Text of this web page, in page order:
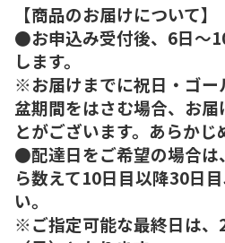
【商品のお届けについて】
●お申込み受付後、6日～
します。
※お届けまでに祝日・ゴー
盆期間をはさむ場合、お
とがございます。あらかじ
●配達日をご希望の場合は
ら数えて10日目以降30日
い。
※ご指定可能な最終日は、